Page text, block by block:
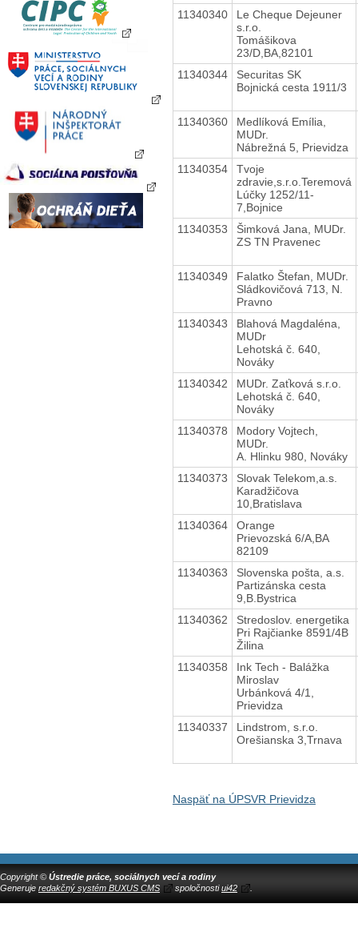
11340340
Le Cheque Dejeuner
s.r.o.
Tomášikova
23/D,BA,82101
11340344
Securitas SK
Bojnická cesta 1911/3
11340360
Medlíková Emília,
MUDr.
Nábrežná 5, Prievidza
11340354
Tvoje
zdravie,s.r.o.Teremová
Lúčky 1252/11-
7,Bojnice
11340353
Šimková Jana, MUDr.
ZS TN Pravenec
11340349
Falatko Štefan, MUDr.
Sládkovičová 713, N.
Pravno
11340343
Blahová Magdaléna,
MUDr
Lehotská č. 640,
Nováky
11340342
MUDr. Zaťková s.r.o.
Lehotská č. 640,
Nováky
11340378
Modory Vojtech,
MUDr.
A. Hlinku 980, Nováky
11340373
Slovak Telekom,a.s.
Karadžičova
10,Bratislava
11340364
Orange
Prievozská 6/A,BA
82109
11340363
Slovenska pošta, a.s.
Partizánska cesta
9,B.Bystrica
11340362
Stredoslov. energetika
Pri Rajčianke 8591/4B
Žilina
11340358
Ink Tech - Balážka
Miroslav
Urbánková 4/1,
Prievidza
11340337
Lindstrom, s.r.o.
Orešianska 3,Trnava
Naspäť na ÚPSVR Prievidza
Copyright © Ústredie práce, sociálnych vecí a rodiny
Generuje redakčný systém BUXUS CMS spoločnostiui42